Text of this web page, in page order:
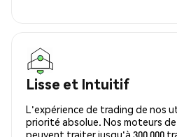
Lisse et Intuitif
L'expérience de trading de nos
priorité absolue. Nos moteurs
peuvent traiter jusqu'à 300 000